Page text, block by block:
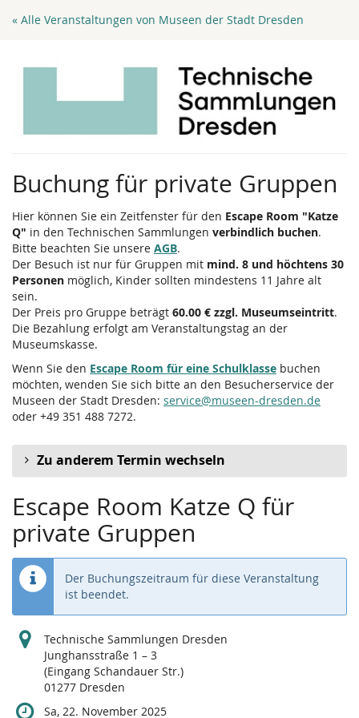
Zum
« Alle Veranstaltungen von Museen der Stadt Dresden
Buchung für private Gruppen
Hier können Sie ein Zeitfenster für den Escape Room "Katze
Q" in den Technischen Sammlungen verbindlich buchen.
Bitte beachten Sie unsere AGB.
Der Besuch ist nur für Gruppen mit mind. 8 und höchtens 30
Personen möglich, Kinder sollten mindestens 11 Jahre alt
sein.
Der Preis pro Gruppe beträgt 60.00 € zzgl. Museumseintritt.
Die Bezahlung erfolgt am Veranstaltungstag an der
Museumskasse.
Wenn Sie den Escape Room für eine Schulklasse buchen
möchten, wenden Sie sich bitte an den Besucherservice der
Museen der Stadt Dresden: service@museen-dresden.de
oder +49 351 488 7272.
Zu anderem Termin wechseln
Escape Room Katze Q für
private Gruppen
Der Buchungszeitraum für diese Veranstaltung
ist beendet.
Technische Sammlungen Dresden
Junghansstraße 1 – 3
(Eingang Schandauer Str.)
01277 Dresden
Sa, 22. November 2025